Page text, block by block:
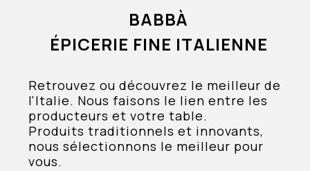
BABBÀ
ÉPICERIE FINE ITALIENNE
Retrouvez ou découvrez le meilleur de
l'Italie. Nous faisons le lien entre les
producteurs et votre table.
Produits traditionnels et innovants,
nous sélectionnons le meilleur pour
vous.